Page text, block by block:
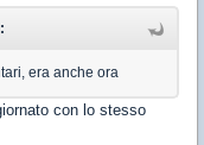
era anche ora
con lo stesso